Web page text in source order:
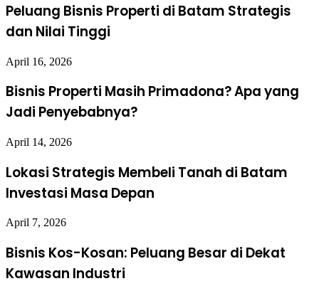
Peluang Bisnis Properti di Batam Strategis
dan Nilai Tinggi
April 16, 2026
Bisnis Properti Masih Primadona? Apa yang
Jadi Penyebabnya?
April 14, 2026
Lokasi Strategis Membeli Tanah di Batam
Investasi Masa Depan
April 7, 2026
Bisnis Kos-Kosan: Peluang Besar di Dekat
Kawasan Industri